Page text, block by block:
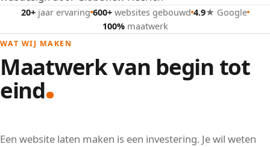
20+jaar ervaring 600+websites gebouwd 4.9★ Google
100%maatwerk
WAT WIJ MAKEN
Maatwerk van begin tot
eind
Een website laten maken is een investering. Je wil weten